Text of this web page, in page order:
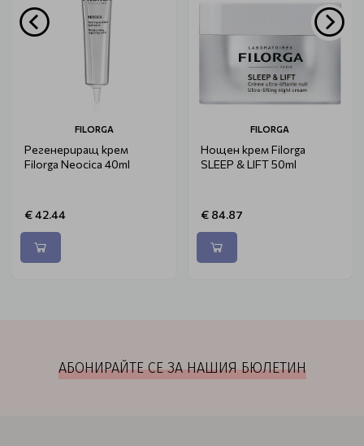
FILORGA
Регенериращ крем
Filorga Neocica 40ml
€ 42.44
FILORGA
Нощен крем Filorga
SLEEP & LIFT 50ml
€ 84.87
АБОНИРАЙТЕ СЕ ЗА НАШИЯ БЮЛЕТИН